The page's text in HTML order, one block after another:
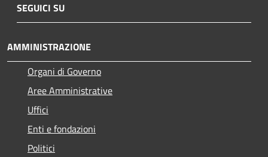
SEGUICI SU
AMMINISTRAZIONE
Organi di Governo
Aree Amministrative
Uffici
Enti e fondazioni
Politici